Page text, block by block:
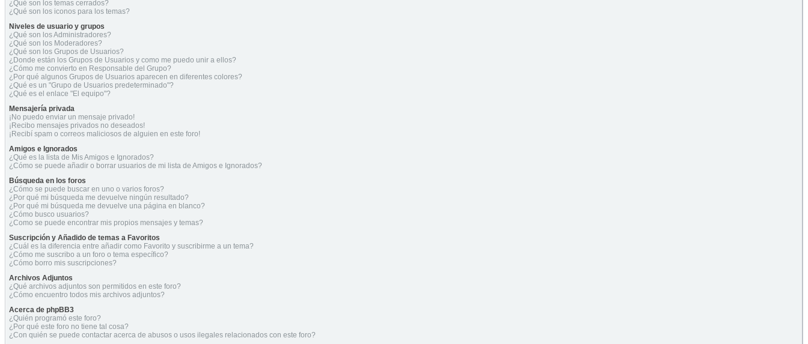
¿Qué son los temas cerrados?
¿Qué son los iconos para los temas?
Niveles de usuario y grupos
¿Qué son los Administradores?
¿Qué son los Moderadores?
¿Qué son los Grupos de Usuarios?
¿Donde están los Grupos de Usuarios y como me puedo unir a ellos?
¿Cómo me convierto en Responsable del Grupo?
¿Por qué algunos Grupos de Usuarios aparecen en diferentes colores?
¿Qué es un "Grupo de Usuarios predeterminado"?
¿Qué es el enlace "El equipo"?
Mensajería privada
¡No puedo enviar un mensaje privado!
¡Recibo mensajes privados no deseados!
¡Recibí spam o correos maliciosos de alguien en este foro!
Amigos e Ignorados
¿Qué es la lista de Mis Amigos e Ignorados?
¿Cómo se puede añadir o borrar usuarios de mi lista de Amigos e Ignorados?
Búsqueda en los foros
¿Cómo se puede buscar en uno o varios foros?
¿Por qué mi búsqueda me devuelve ningún resultado?
¿Por qué mi búsqueda me devuelve una página en blanco?
¿Cómo busco usuarios?
¿Como se puede encontrar mis propios mensajes y temas?
Suscripción y Añadido de temas a Favoritos
¿Cuál es la diferencia entre añadir como Favorito y suscribirme a un tema?
¿Cómo me suscribo a un foro o tema específico?
¿Cómo borro mis suscripciones?
Archivos Adjuntos
¿Qué archivos adjuntos son permitidos en este foro?
¿Cómo encuentro todos mis archivos adjuntos?
Acerca de phpBB3
¿Quién programó este foro?
¿Por qué este foro no tiene tal cosa?
¿Con quién se puede contactar acerca de abusos o usos ilegales relacionados con este foro?